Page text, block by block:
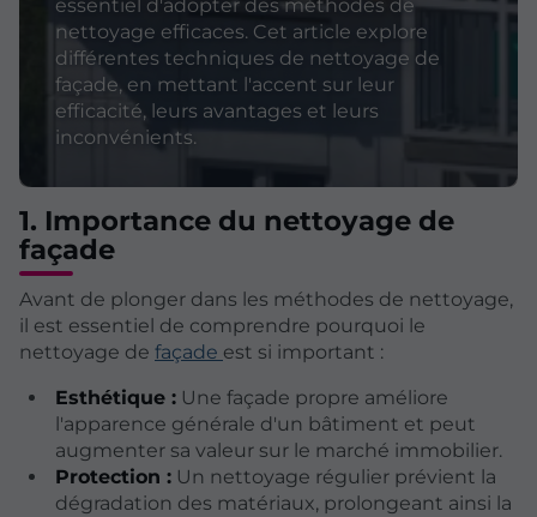
essentiel d'adopter des méthodes de
nettoyage efficaces. Cet article explore
différentes techniques de nettoyage de
façade, en mettant l'accent sur leur
efficacité, leurs avantages et leurs
inconvénients.
1. Importance du nettoyage de
façade
Avant de plonger dans les méthodes de nettoyage,
il est essentiel de comprendre pourquoi le
nettoyage de façade est si important :
Esthétique :Une façade propre améliore
l'apparence générale d'un bâtiment et peut
augmenter sa valeur sur le marché immobilier.
Protection :Un nettoyage régulier prévient la
dégradation des matériaux, prolongeant ainsi la